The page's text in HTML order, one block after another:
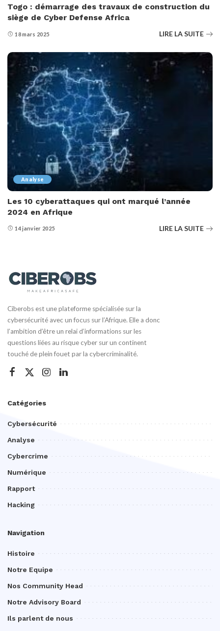
Togo : démarrage des travaux de construction du
siège de Cyber Defense Africa
18 mars 2025 LIRE LA SUITE
Analyse
Les 10 cyberattaques qui ont marqué l’année
2024 en Afrique
14 janvier 2025 LIRE LA SUITE
Ciberobs est une plateforme spécialisée sur la
cybersécurité avec un focus sur l’Afrique. Elle a donc
l’ambition d’être un relai d’informations sur les
questions liées au risque cyber sur un continent
touché de plein fouet par la cybercriminalité.
Catégories
Cybersécurité
Analyse
Cybercrime
Numérique
Rapport
Hacking
Navigation
Histoire
Notre Equipe
Nos Community Head
Notre Advisory Board
Ils parlent de nous